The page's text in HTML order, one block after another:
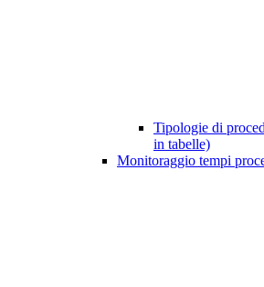
Tipologie di
in tabelle)
Monitoraggio tempi